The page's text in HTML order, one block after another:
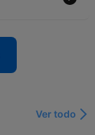
Ver todo